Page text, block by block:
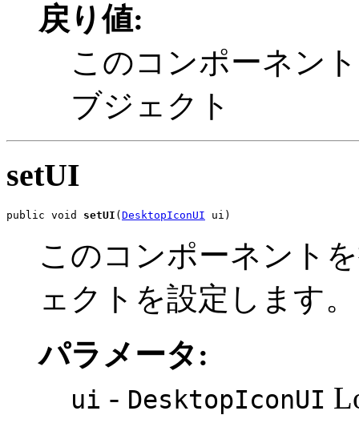
戻り値:
このコンポーネン
ブジェクト
setUI
public void setUI ( DesktopIconUI ui)
このコンポーネント
ェクトを設定します。
パラメータ:
ui - DesktopIconUI